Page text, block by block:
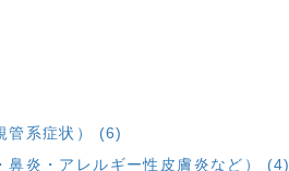
管系症状） (6)
鼻炎・アレルギー性皮膚炎など） (4)